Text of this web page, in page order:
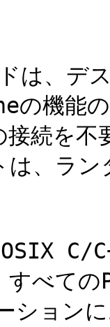
は、デ
の機能
続を
は、ラ
C/
べて
ション